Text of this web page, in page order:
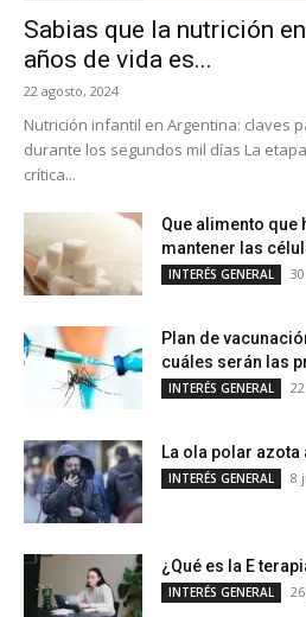
Sabias que la nutrición
años de vida es...
22 agosto, 2024
Nutrición infantil en Argentina: claves
durante los segundos mil días La
crítica...
Que alimento que
mantener las
INTERÉS GENERAL
Plan de
cuáles serán las
INTERÉS GENERAL
La ola polar azota
INTERÉS GENERAL 8
¿Qué es la E
INTERÉS GENERAL